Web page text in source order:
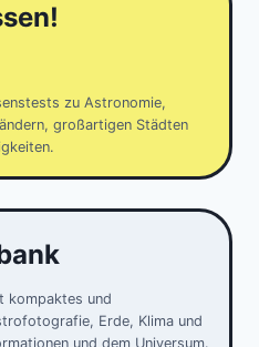
zu Astronomie,
großartigen Städten
kompaktes und
Erde, Klima und
und dem Universum.